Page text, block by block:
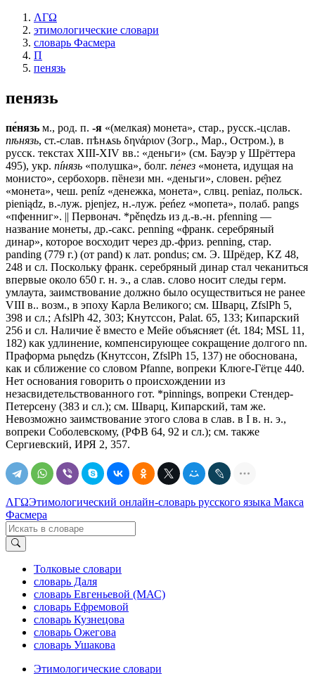
ΛΓΩ
этимологические словари
словарь Фасмера
П
пенязь
пенязь
пе́нязь м., род. п. -я «(мелкая) монета», стар., русск.-цслав.
пѣнязь, ст.-слав. пѣнѧѕь δηνάριον (Зогр., Мар., Остром.), в
русск. текстах XIII-XIV вв.: «деньги» (см. Бауэр у Шрёттера
495), укр. пíнязь «полушка», болг. пе́нез «монета, идущая на
монисто», сербохорв. пȅнези мн. «деньги», словен. ре̣̑nеz
«монета», чеш. реníz «денежка, монета», слвц. реniаz, польск.
pieniądz, в.-луж. pjenjez, н.-луж. р́еńеz «мопета», полаб. раngs
«пфенниг». || Первонач. *pěnędzь из д.-в.-н. pfenning —
название монеты, др.-сакс. penning «франк. серебряный
динар», которое восходит через др.-фриз. penning, стар.
panding (779 г.) (от раnd) к лат. pondus; см. Э. Шрёдер, KZ 48,
248 и сл. Поскольку франк. серебряный динар стал чеканиться
впервые около 650 г. н. э., а слав. слово носит следы герм.
умлаута, заимствование должно было осуществиться не ранее
VIII в.. возм., в эпоху Карла Великого; см. Шварц, ZfslPh 5,
398 и сл.; AfslPh 42, 303; Кнутссон, Раlаt. 65, 133; Кипарский
256 и сл. Наличие ě вместо е Мейе объясняет (ét. 184; МSL 11,
182) как удлинение, компенсирующее сокращение долгого nn.
Праформа pьnędzь (Кнутссон, ZfslPh 15, 137) не обоснована,
как и сближение со словом Рfаnnе, вопреки Клюге-Гётце 440.
Нет основания говорить о происхождении из
незасвидетельствованного гот. *pinnings, вопреки Стендер-
Петерсену (383 и сл.); см. Шварц, Кипарский, там же.
Невозможно заимствование этого слова в слав. в I в. н. э.,
вопреки Соболевскому, (РФВ 64, 92 и сл.); см. также
Сергиевский, ИРЯ 2, 357.
ΛΓΩЭтимологический онлайн-словарь русского языка Макса
Фасмера
Толковые словари
словарь Даля
словарь Евгеньевой (МАС)
словарь Ефремовой
словарь Кузнецова
словарь Ожегова
словарь Ушакова
Этимологические словари